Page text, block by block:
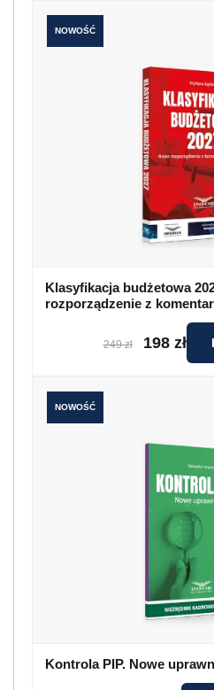
NOWOŚĆ
Klasyfikacja budżetowa
rozporządzenie z
249 zł 198 zł
NOWOŚĆ
Kontrola PIP. Nowe